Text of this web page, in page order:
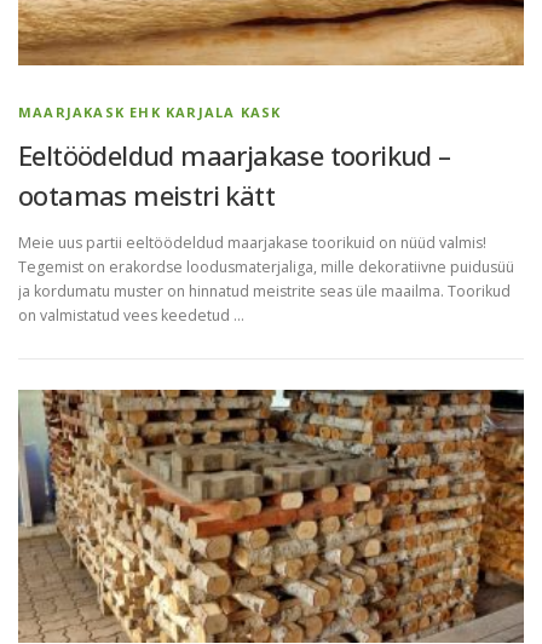
MAARJAKASK EHK KARJALA KASK
Eeltöödeldud maarjakase toorikud –
ootamas meistri kätt
Meie uus partii eeltöödeldud maarjakase toorikuid on nüüd valmis!
Tegemist on erakordse loodusmaterjaliga, mille dekoratiivne puidusüü
ja kordumatu muster on hinnatud meistrite seas üle maailma. Toorikud
on valmistatud vees keedetud …